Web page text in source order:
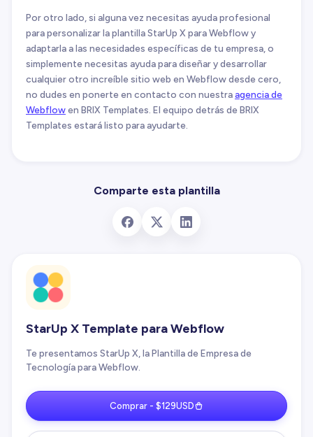
Por otro lado, si alguna vez necesitas ayuda profesional
para personalizar la plantilla StarUp X para Webflow y
adaptarla a las necesidades específicas de tu empresa, o
simplemente necesitas ayuda para diseñar y desarrollar
cualquier otro increíble sitio web en Webflow desde cero,
no dudes en ponerte en contacto con nuestraagencia de
Webflowen BRIX Templates. El equipo detrás de BRIX
Templates estará listo para ayudarte.
Comparte esta plantilla
StarUp X Template para Webflow
Te presentamos StarUp X, la Plantilla de Empresa de
Tecnología para Webflow.
Comprar - $129USD